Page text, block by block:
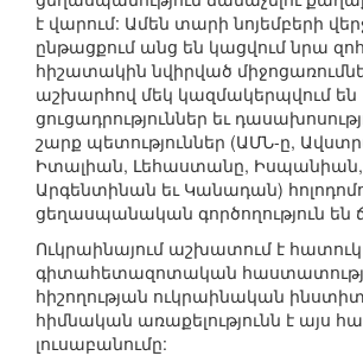
է վարում: Ամեն տարի նոյեմբերի
ընթացքում անց են կացվում նրա
հիշատակին նվիրված
աշխարհով մեկ կազմակերպվում են
ցուցադրություններ եւ
շարք պետություններ (ԱՄՆ-ը,
Իտալիան, Լեհաստանը, Իսպանիան,
Արգենտինան եւ Կանադան)
ցեղասպանական գործողություն են
Ուկրաինայում աշխատում է հատուկ
գիտահետազոտական
հիշողության ուկրաինական
հիմնական առաքելությունն է այս
լուսաբանումը: